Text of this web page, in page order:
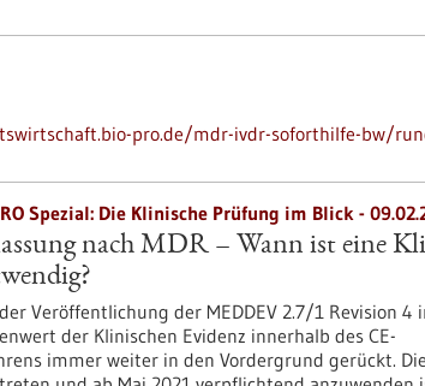
pro.de/mdr-ivdr-soforthilfe-bw/
Spezial: Die Klinische Prüfung im Blick -
nach MDR – Wann ist eine
Veröffentlichung der MEDDEV 2.7/1 Revision 4
der Klinischen Evidenz innerhalb des CE-
immer weiter in den Vordergrund gerückt.